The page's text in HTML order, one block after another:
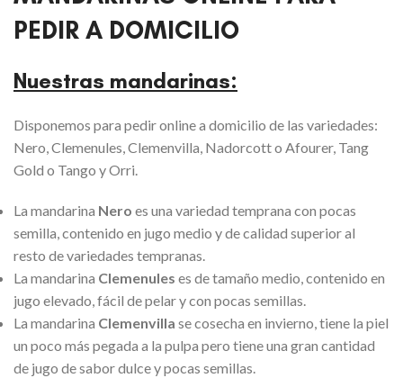
PEDIR A DOMICILIO
Nuestras mandarinas:
Disponemos para pedir online a domicilio de las variedades:
Nero, Clemenules, Clemenvilla, Nadorcott o Afourer, Tang
Gold o Tango y Orri.
La mandarina Nero es una variedad temprana con pocas
semilla, contenido en jugo medio y de calidad superior al
resto de variedades tempranas.
La mandarina Clemenules es de tamaño medio, contenido en
jugo elevado, fácil de pelar y con pocas semillas.
La mandarina Clemenvilla se cosecha en invierno, tiene la piel
un poco más pegada a la pulpa pero tiene una gran cantidad
de jugo de sabor dulce y pocas semillas.